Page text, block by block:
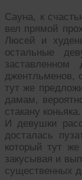
Сауна, к
вел прямой
Люсей и
остальные
джентльменов,
тут же
дамам,
стакану коньяка.
И девушки
досталась
который тут
закусывая и
существенных